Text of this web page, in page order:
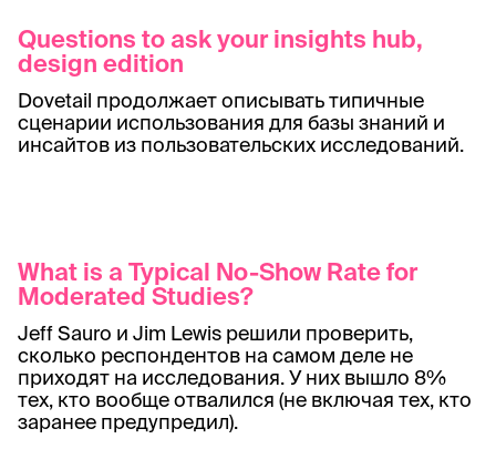
Questions to ask your insights hub,
design edition
Dovetail продолжает описывать типичные
сценарии использования для базы знаний и
инсайтов из пользовательских исследований.
What is a Typical No-Show Rate for
Moderated Studies?
Jeff Sauro и Jim Lewis решили проверить,
сколько респондентов на самом деле не
приходят на исследования. У них вышло 8%
тех, кто вообще отвалился (не включая тех, кто
заранее предупредил).